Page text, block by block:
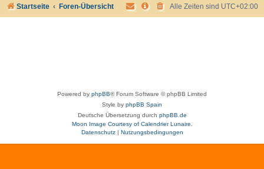
Startseite Foren-Übersicht Alle Zeiten sind UTC+02:00
Powered by phpBB® Forum Software © phpBB Limited
Style by phpBB Spain
Deutsche Übersetzung durch phpBB.de
Moon Image Courtesy of Calendrier Lunaire.
Datenschutz| Nutzungsbedingungen